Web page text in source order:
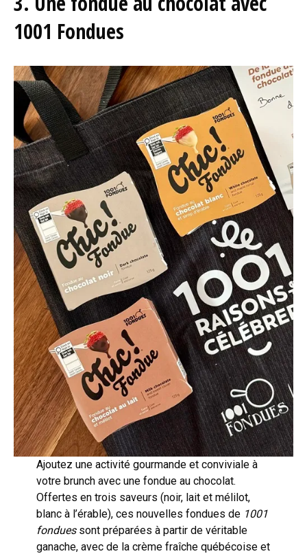
1001 Fondues
Ajoutez une activité gourmande et conviviale à
votre brunch avec une fondue au chocolat.
Offertes en trois saveurs (noir, lait et mélilot,
blanc à l’érable), ces nouvelles fondues de 1001
fonduessont préparées à partir de véritable
ganache, avec de la crème fraîche québécoise et